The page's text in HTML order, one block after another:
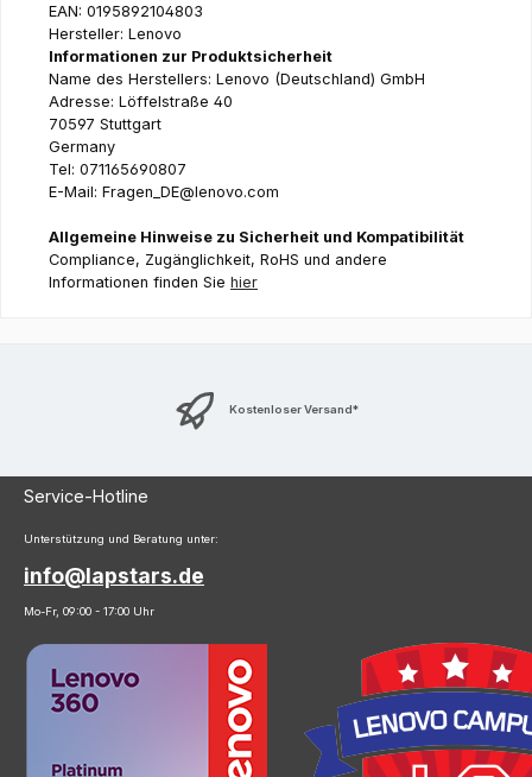
EAN: 0195892104803
Hersteller: Lenovo
Informationen zur Produktsicherheit
Name des Herstellers: Lenovo (Deutschland) GmbH
Adresse: Löffelstraße 40
70597 Stuttgart
Germany
Tel: 071165690807
E-Mail: Fragen_DE@lenovo.com
Allgemeine Hinweise zu Sicherheit und Kompatibilität
Compliance, Zugänglichkeit, RoHS und andere
Informationen finden Sie hier
Kostenloser Versand*
Service-Hotline
Unterstützung und Beratung unter:
info@lapstars.de
Mo-Fr, 09:00 - 17:00 Uhr